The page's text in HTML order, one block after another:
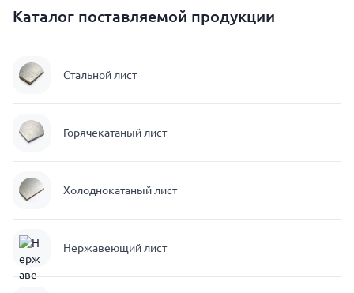
Каталог поставляемой продукции
Стальной лист
Горячекатаный лист
Холоднокатаный лист
Нержавеющий лист